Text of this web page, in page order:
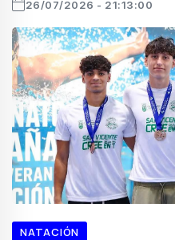
26/07/2026 - 21:13:00
NATACIÓN